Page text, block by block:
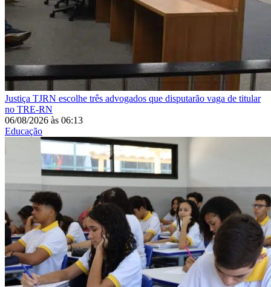
Justiça TJRN escolhe três advogados que disputarão vaga de titular
no TRE-RN
06/08/2026 às 06:13
Educação